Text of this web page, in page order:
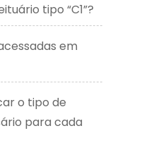
tipo “C1”?
em
o tipo de
para cada